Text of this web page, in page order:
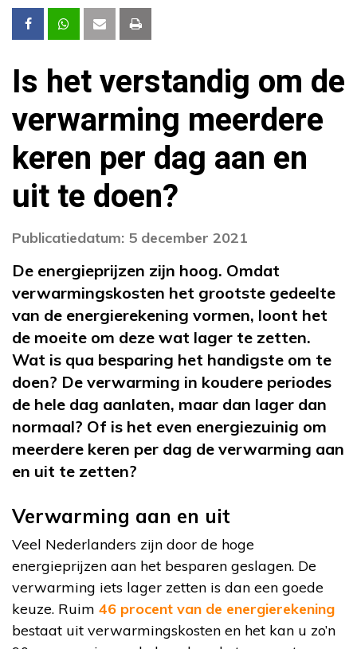
Is het verstandig om de
verwarming meerdere
keren per dag aan en
uit te doen?
Publicatiedatum: 5 december 2021
De energieprijzen zijn hoog. Omdat
verwarmingskosten het grootste gedeelte
van de energierekening vormen, loont het
de moeite om deze wat lager te zetten.
Wat is qua besparing het handigste om te
doen? De verwarming in koudere periodes
de hele dag aanlaten, maar dan lager dan
normaal? Of is het even energiezuinig om
meerdere keren per dag de verwarming aan
en uit te zetten?
Verwarming aan en uit
Veel Nederlanders zijn door de hoge
energieprijzen aan het besparen geslagen. De
verwarming iets lager zetten is dan een goede
keuze. Ruim 46 procent van de energierekening
bestaat uit verwarmingskosten en het kan u zo’n